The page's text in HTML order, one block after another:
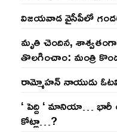
విజ‌య‌వాడ వైసీపీలో
మృతి చెందిన, శాశ్వతంగా
తొల‌గించాం: మంత్రి
రామ్మోహ‌న్ నాయుడు
‘ పెద్ది ‘ మానియా… భారీ
కోట్లా…?